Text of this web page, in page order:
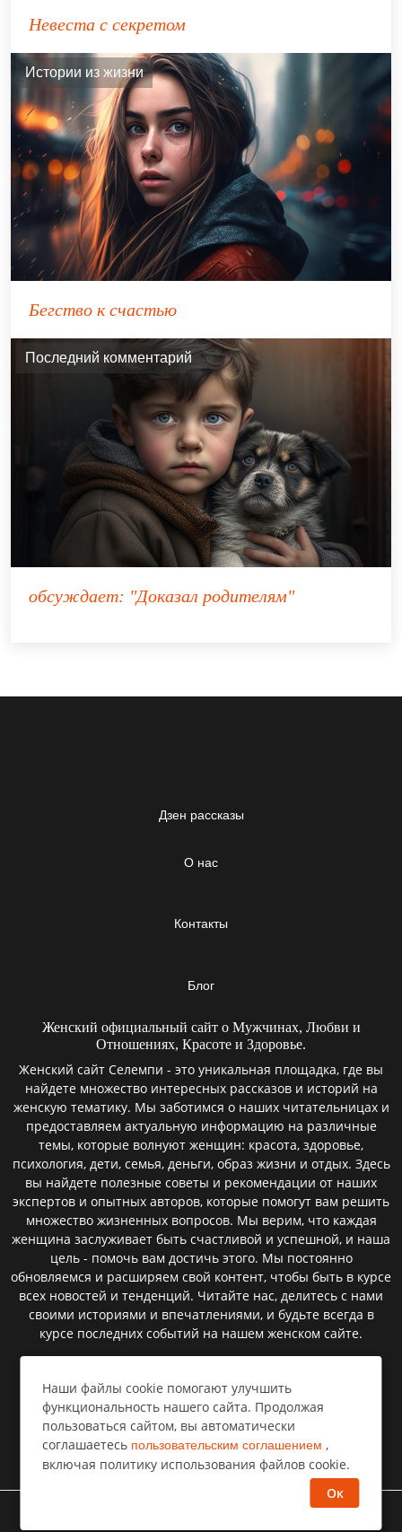
Невеста с секретом
Истории из жизни
Бегство к счастью
Последний комментарий
обсуждает: "Доказал родителям"
Дзен рассказы
О нас
Контакты
Блог
Женский официальный сайт о Мужчинах, Любви и
Отношениях, Красоте и Здоровье.
Женский сайт Селемпи - это уникальная площадка, где вы
найдете множество интересных рассказов и историй на
женскую тематику. Мы заботимся о наших читательницах и
предоставляем актуальную информацию на различные
темы, которые волнуют женщин: красота, здоровье,
психология, дети, семья, деньги, образ жизни и отдых. Здесь
вы найдете полезные советы и рекомендации от наших
экспертов и опытных авторов, которые помогут вам решить
множество жизненных вопросов. Мы верим, что каждая
женщина заслуживает быть счастливой и успешной, и наша
цель - помочь вам достичь этого. Мы постоянно
обновляемся и расширяем свой контент, чтобы быть в курсе
всех новостей и тенденций. Читайте нас, делитесь с нами
своими историями и впечатлениями, и будьте всегда в
курсе последних событий на нашем женском сайте.
Пользовательское соглашение
Политика конфиденциальности
Правообладателям⁣
Наши файлы cookie помогают улучшить
функциональность нашего сайта. Продолжая
пользоваться сайтом, вы автоматически
соглашаетесь пользовательским соглашением ,
включая политику использования файлов cookie.
Ок